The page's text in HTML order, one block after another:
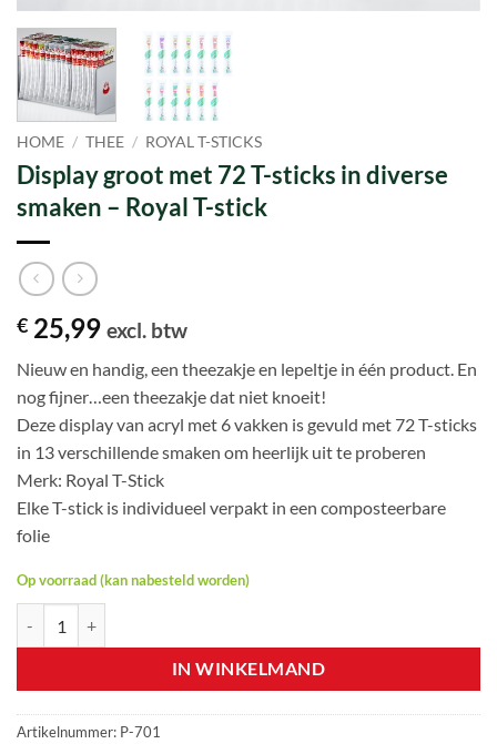
HOME / THEE / ROYAL T-STICKS
Display groot met 72 T-sticks in diverse
smaken – Royal T-stick
€ 25,99 excl. btw
Nieuw en handig, een theezakje en lepeltje in één product. En
nog fijner…een theezakje dat niet knoeit!
Deze display van acryl met 6 vakken is gevuld met 72 T-sticks
in 13 verschillende smaken om heerlijk uit te proberen
Merk: Royal T-Stick
Elke T-stick is individueel verpakt in een composteerbare
folie
Op voorraad (kan nabesteld worden)
IN WINKELMAND
Artikelnummer: P-701